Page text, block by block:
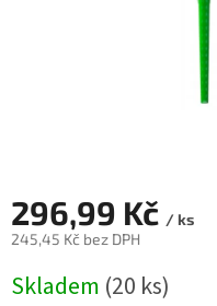
296,99 Kč / ks
245,45 Kč bez DPH
cena:
Skladem (20 ks)